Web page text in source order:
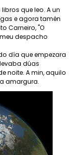
que leo. A un
e agora tamén
Carneiro, "O
despacho
día que empezara
dúas
noite. A min, aquilo
amargura.